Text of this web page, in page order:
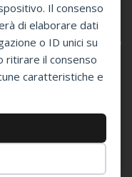
Il consenso
di elaborare dati
o ID unici su
ritirare il consenso
caratteristiche e
Defibrillatori -
Defibtech per l'Italia
- P.Iva 07394350966 -